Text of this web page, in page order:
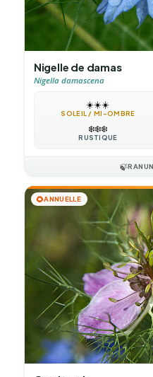
Nigelle de damas
Nigella damascena
☀️☀️☀️
SOLEIL / MI-OMBRE
❄️❄️❄️
RUSTIQUE
🍃
🌻ANNUELLE